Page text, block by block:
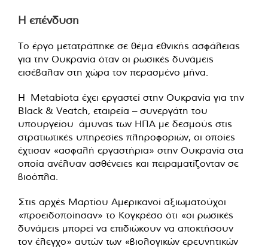
Η επένδυση
Το έργο μετατράπηκε σε θέμα εθνικής ασφάλειας
για την Ουκρανία όταν οι ρωσικές δυνάμεις
εισέβαλαν στη χώρα τον περασμένο μήνα.
Η Metabiota έχει εργαστεί στην Ουκρανία για την
Black & Veatch, εταιρεία – συνεργάτη του
υπουργείου άμυνας των ΗΠΑ με δεσμούς στις
στρατιωτικές υπηρεσίες πληροφοριών, οι οποίες
έχτισαν «ασφαλή εργαστήρια» στην Ουκρανία στα
οποία ανέλυαν ασθένειες και πειραματίζονταν σε
βιοόπλα.
Στις αρχές Μαρτίου Αμερικανοί αξιωματούχοι
«προειδοποίησαν» το Κογκρέσο ότι «οι ρωσικές
δυνάμεις μπορεί να επιδιώκουν να αποκτήσουν
τον έλεγχο» αυτών των «βιολογικών ερευνητικών